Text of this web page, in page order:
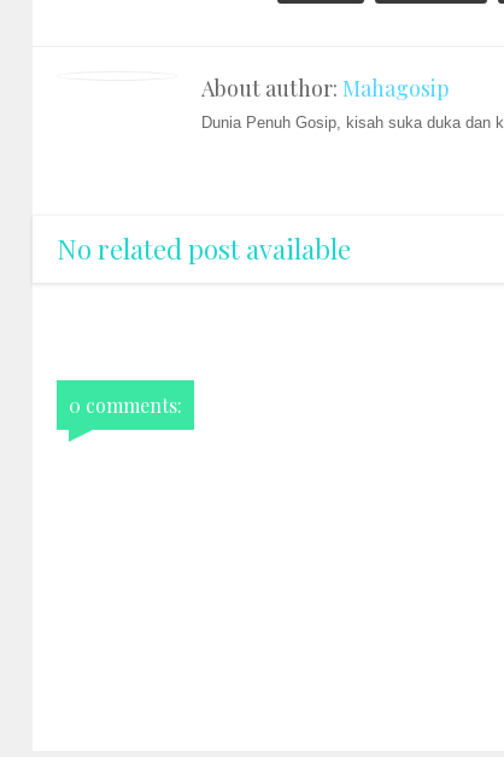
About author: Mahagosip
Dunia Penuh Gosip, kisah suka duka dan
No related post available
0 comments: